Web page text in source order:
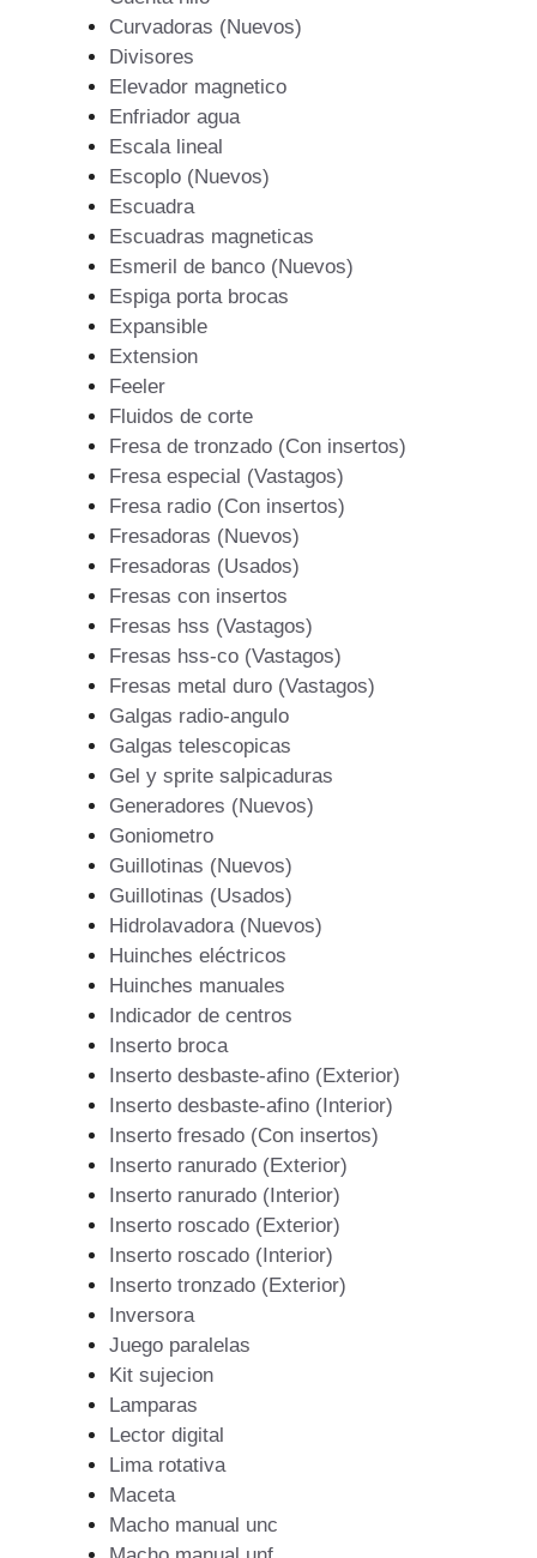
Curvadoras (Nuevos)
Divisores
Elevador magnetico
Enfriador agua
Escala lineal
Escoplo (Nuevos)
Escuadra
Escuadras magneticas
Esmeril de banco (Nuevos)
Espiga porta brocas
Expansible
Extension
Feeler
Fluidos de corte
Fresa de tronzado (Con insertos)
Fresa especial (Vastagos)
Fresa radio (Con insertos)
Fresadoras (Nuevos)
Fresadoras (Usados)
Fresas con insertos
Fresas hss (Vastagos)
Fresas hss-co (Vastagos)
Fresas metal duro (Vastagos)
Galgas radio-angulo
Galgas telescopicas
Gel y sprite salpicaduras
Generadores (Nuevos)
Goniometro
Guillotinas (Nuevos)
Guillotinas (Usados)
Hidrolavadora (Nuevos)
Huinches eléctricos
Huinches manuales
Indicador de centros
Inserto broca
Inserto desbaste-afino (Exterior)
Inserto desbaste-afino (Interior)
Inserto fresado (Con insertos)
Inserto ranurado (Exterior)
Inserto ranurado (Interior)
Inserto roscado (Exterior)
Inserto roscado (Interior)
Inserto tronzado (Exterior)
Inversora
Juego paralelas
Kit sujecion
Lamparas
Lector digital
Lima rotativa
Maceta
Macho manual unc